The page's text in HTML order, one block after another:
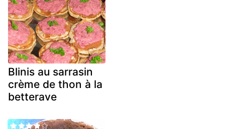
Blinis au sarrasin
crème de thon à la
betterave